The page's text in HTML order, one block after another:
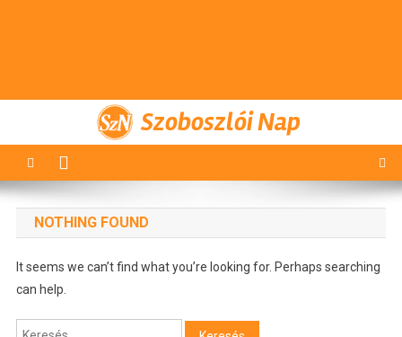
Szoboszlói Nap
NOTHING FOUND
It seems we can’t find what you’re looking for. Perhaps searching
can help.
Keresés: